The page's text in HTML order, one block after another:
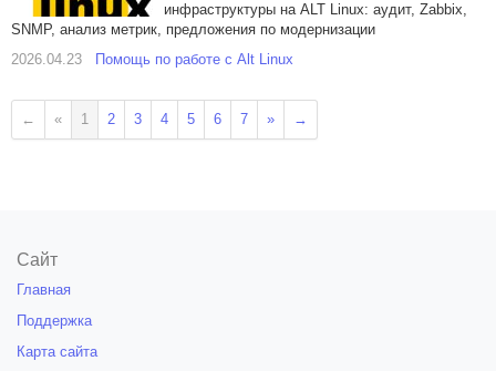
инфраструктуры на ALT Linux: аудит, Zabbix,
SNMP, анализ метрик, предложения по модернизации
2026.04.23
Помощь по работе с Alt Linux
← « 1 2 3 4 5 6 7 » →
Сайт
Главная
Поддержка
Карта сайта